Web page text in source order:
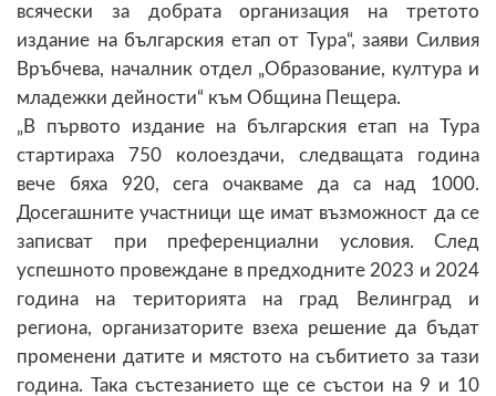
всячески за добрата организация на третото
издание на българския етап от Тура“, заяви Силвия
Връбчева, началник отдел „Образование, култура и
младежки дейности“ към Община Пещера.
„В първото издание на българския етап на Тура
стартираха 750 колоездачи, следващата година
вече бяха 920, сега очакваме да са над 1000.
Досегашните участници ще имат възможност да се
записват при преференциални условия. След
успешното провеждане в предходните 2023 и 2024
година на територията на град Велинград и
региона, организаторите взеха решение да бъдат
променени датите и мястото на събитието за тази
година. Така състезанието ще се състои на 9 и 10